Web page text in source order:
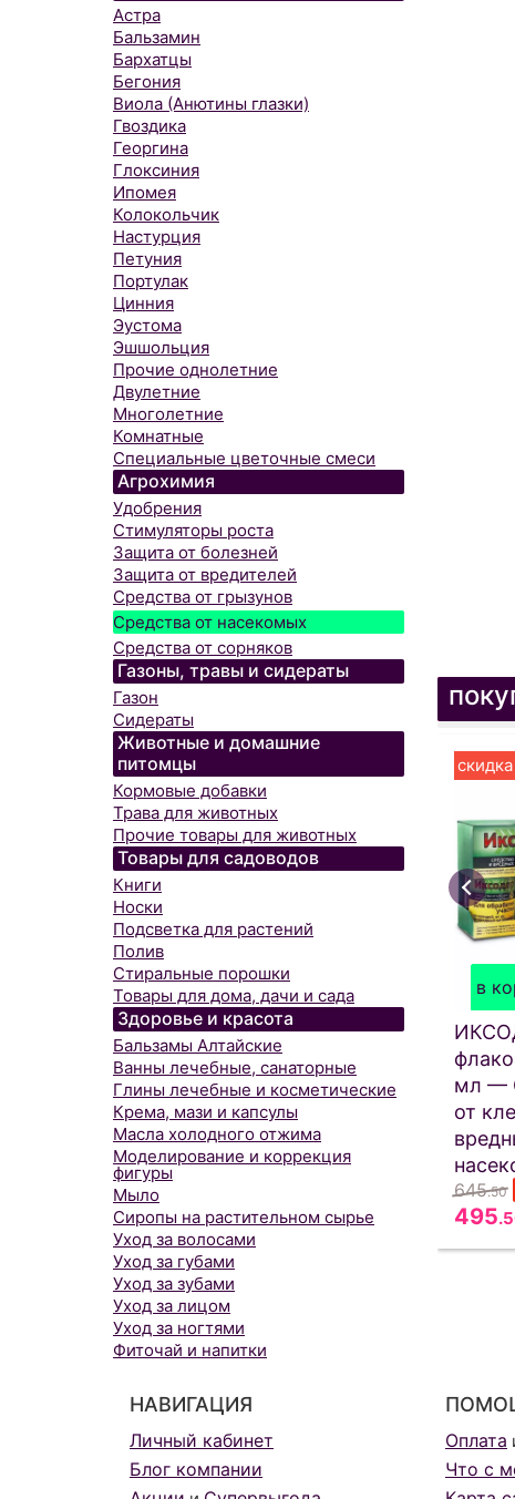
Астра
Бальзамин
Бархатцы
Бегония
Виола (Анютины глазки)
Гвоздика
Георгина
Глоксиния
Ипомея
Колокольчик
Настурция
Петуния
Портулак
Цинния
Эустома
Эшшольция
Прочие однолетние
Двулетние
Многолетние
Комнатные
Специальные цветочные смеси
Агрохимия
Удобрения
Стимуляторы роста
Защита от болезней
Защита от вредителей
Средства от грызунов
Средства от насекомых
Средства от сорняков
Газоны, травы и сидераты
Газон
Сидераты
Животные и домашние
питомцы
Кормовые добавки
Трава для животных
Прочие товары для животных
Товары для садоводов
Книги
Носки
Подсветка для растений
Полив
Стиральные порошки
Товары для дома, дачи и сада
Здоровье и красота
Бальзамы Алтайские
Ванны лечебные, санаторные
Глины лечебные и косметические
Крема, мази и капсулы
Масла холодного отжима
Моделирование и коррекция
фигуры
Мыло
Сиропы на растительном сырье
Уход за волосами
Уход за губами
Уход за зубами
Уход за лицом
Уход за ногтями
Фиточай и напитки
в
скидка
мл —
от
645.50
495
НАВИГАЦИЯ
Личный кабинет
Блог компании
Оплата
Что с